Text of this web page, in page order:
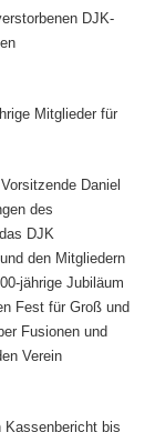
DJK-
Mitglieder für
Daniel
des
DJK
den Mitgliedern
jährige Jubiläum
Fest für Groß und
Fusionen und
Verein
Kassenbericht bis